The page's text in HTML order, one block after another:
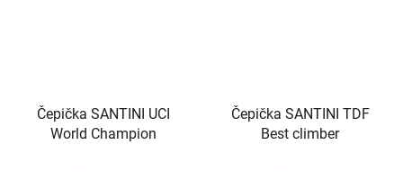
Čepička SANTINI UCI
World Champion
Čepička SANTINI TDF
Best climber